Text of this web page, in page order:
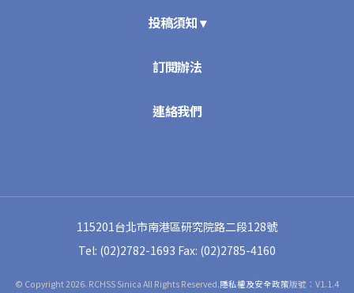
投稿須知 ▾
訂閱辦法
連絡我們
115201台北市南港區研究院路二段128號
Tel: (02)2782-1693 Fax: (02)2785-4160
© Copyright 2026. RCHSS Sinica All Rights Reserved.隱私權及安全政策版號：V1.1.4